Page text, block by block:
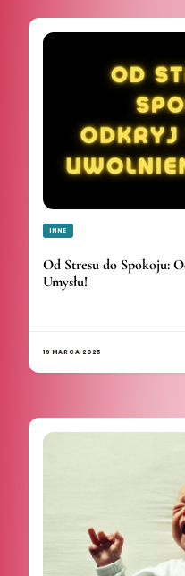
INNE
Od Stresu do Spokoju:
Umysłu!
19 MARCA 2025